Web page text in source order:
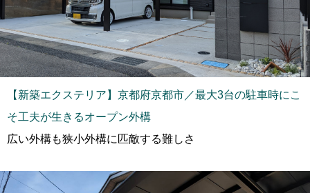
【新築エクステリア】京都府京都市／最大3台の駐車時にこ
そ工夫が生きるオープン外構
広い外構も狭小外構に匹敵する難しさ